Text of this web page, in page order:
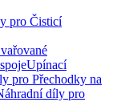
pro Čisticí
Upínací
pro Přechodky na
díly pro